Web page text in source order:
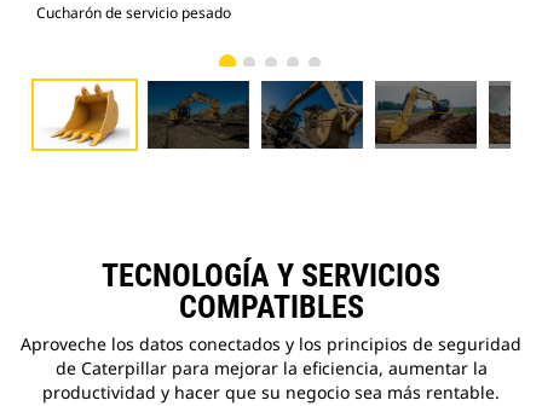
Cucharón de servicio pesado
TECNOLOGÍA Y SERVICIOS
COMPATIBLES
Aproveche los datos conectados y los principios de seguridad
de Caterpillar para mejorar la eficiencia, aumentar la
productividad y hacer que su negocio sea más rentable.